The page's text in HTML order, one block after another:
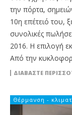
την πόρτα,
10η επέτειό του,
συνολικές
2016. Η επιλογή
Από την
ΔΙΑΒΆΣΤΕ
Θέρμανση -